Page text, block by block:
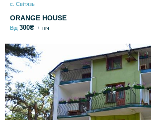
с. Світязь
ORANGE HOUSE
Від 300₴ ніч